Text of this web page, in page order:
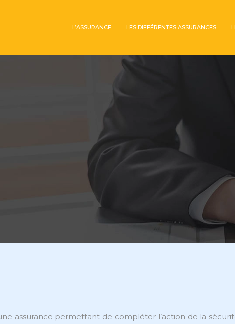
L’ASSURANCE LES DIFFÉRENTES ASSURANCES
assurance permettant de compléter l’action de la